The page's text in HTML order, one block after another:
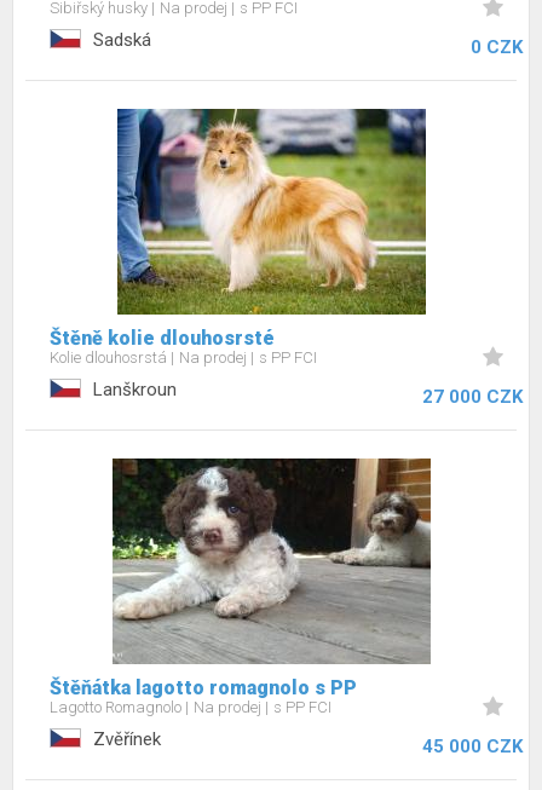
Sibiřský husky Na prodej s PP FCI
Sadská 0 CZK
Štěně kolie dlouhosrsté
Kolie dlouhosrstá Na prodej s PP FCI
Lanškroun 27 000 CZK
Štěňátka lagotto romagnolo s PP
Lagotto Romagnolo Na prodej s PP FCI
Zvěřínek 45 000 CZK